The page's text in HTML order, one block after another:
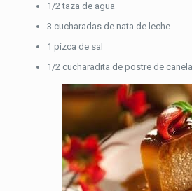
1/2 taza de agua
3 cucharadas de nata de leche
1 pizca de sal
1/2 cucharadita de postre de